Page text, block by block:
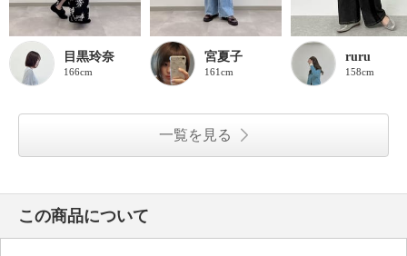
目黒玲奈
166cm
宮夏子
161cm
ruru
158cm
一覧を見る
この商品について